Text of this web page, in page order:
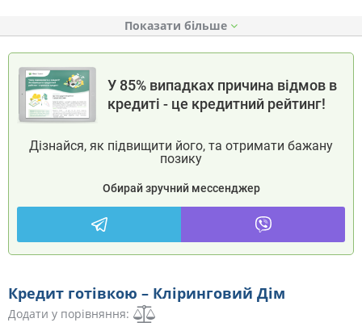
Показати
У 85% випадках причина відмов в
кредиті - це кредитний рейтинг!
Дізнайся, як підвищити його, та отримати бажану
позику
Обирай зручний мессенджер
Кредит готівкою – Кліринговий Дім
Додати у порівняння: